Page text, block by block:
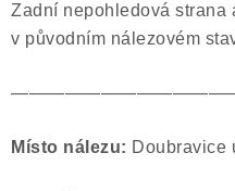
Zadní nepohledová strana
v původním nálezovém
Místo nálezu: Doubravice